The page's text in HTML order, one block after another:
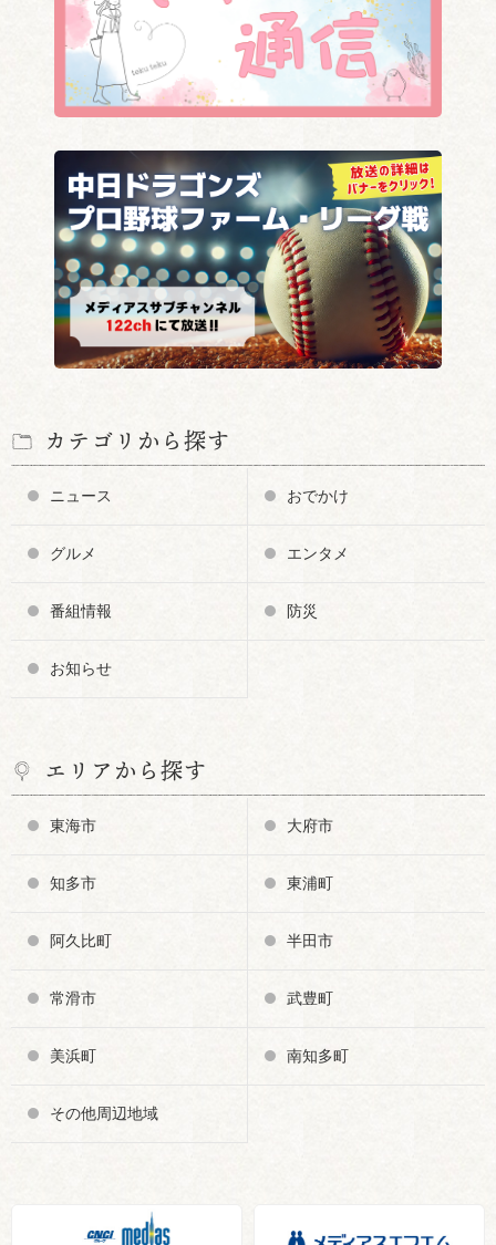
カテゴリから探す
ニュース おでかけ
グルメ エンタメ
番組情報 防災
お知らせ
エリアから探す
東海市 大府市
知多市 東浦町
阿久比町 半田市
常滑市 武豊町
美浜町 南知多町
その他周辺地域